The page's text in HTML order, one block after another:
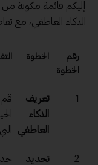
الذكاء العاطفي، مع
رقم
الخطوة
الخطوة
1
تعريف
الذكاء
العاطفي
قم
2
تحديد